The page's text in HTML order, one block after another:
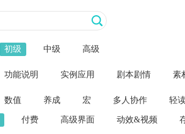
初级 中级 高级
功能说明 实例应用 剧本剧情 素
数值 养成 宏 多人协作 轻
付费 高级界面 动效&视频